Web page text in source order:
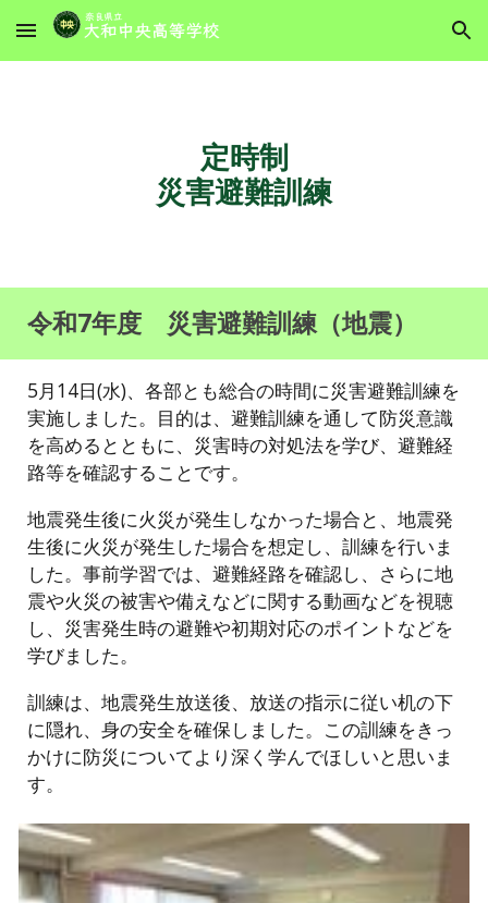
Skip to main content Skip to navigation
定時制
災害避難訓練
令和7年度 災害避難訓練（地震）
5月14日(水)、各部とも総合の時間に災害避難訓練を
実施しました。目的は、避難訓練を通して防災意識
を高めるとともに、災害時の対処法を学び、避難経
路等を確認することです。
地震発生後に火災が発生しなかった場合と、地震発
生後に火災が発生した場合を想定し、訓練を行いま
した。事前学習では、避難経路を確認し、さらに地
震や火災の被害や備えなどに関する動画などを視聴
し、災害発生時の避難や初期対応のポイントなどを
学びました。
訓練は、地震発生放送後、放送の指示に従い机の下
に隠れ、身の安全を確保しました。この訓練をきっ
かけに防災についてより深く学んでほしいと思いま
す。